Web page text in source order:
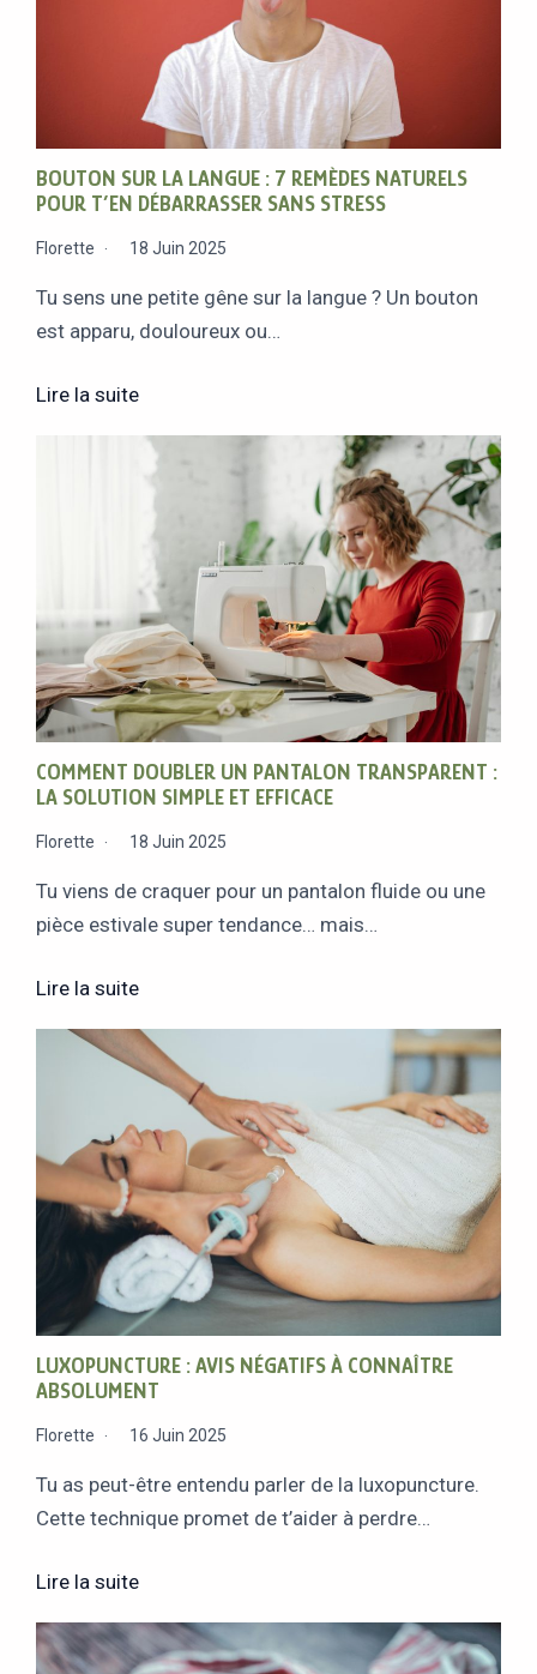
BOUTON SUR LA LANGUE : 7 REMÈDES NATURELS
POUR T’EN DÉBARRASSER SANS STRESS
Florette 18 Juin 2025
Tu sens une petite gêne sur la langue ? Un bouton
est apparu, douloureux ou…
Lire la suite
COMMENT DOUBLER UN PANTALON TRANSPARENT :
LA SOLUTION SIMPLE ET EFFICACE
Florette 18 Juin 2025
Tu viens de craquer pour un pantalon fluide ou une
pièce estivale super tendance… mais…
Lire la suite
LUXOPUNCTURE : AVIS NÉGATIFS À CONNAÎTRE
ABSOLUMENT
Florette 16 Juin 2025
Tu as peut-être entendu parler de la luxopuncture.
Cette technique promet de t’aider à perdre…
Lire la suite